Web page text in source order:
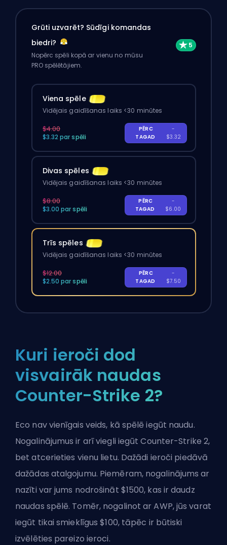
Grūti uzvarēt? Sūdīgi komandas
biedri?
Nopērc spēli kopā ar vienu no mūsu
PRO spēlētājiem.
Viena spēle
Vidējais gaidīšanas laiks <30 minūtes
$4.00
$3.32 par spēli
PĒRC
TAGAD
-
$3.32
Divas spēles
Vidējais gaidīšanas laiks <30 minūtes
$8.00
$3.00 par spēli
PĒRC
TAGAD
-
$6.00
Trīs spēles
Vidējais gaidīšanas laiks <30 minūtes
$12.00
$2.50 par spēli
PĒRC
TAGAD
-
$7.50
Kuri ieroči dod
visvairāk naudas
Counter-Strike 2?
Eco nav vienīgais veids, kā spēlē iegūt naudu.
Nogalinājumus ir arī viegli iegūt Counter-Strike 2,
bet atcerieties vienu lietu. Dažādi ieroči piedāvā
dažādas atalgojumu. Piemēram, nogalinājums ar
nazīti var jums nodrošināt $1500, kas ir daudz
naudas spēlē. Tomēr, nogalinot ar AWP, jūs varat
iegūt tikai smieklīgus $100, tāpēc ir būtiski
izvēlēties pareizo ieroci.